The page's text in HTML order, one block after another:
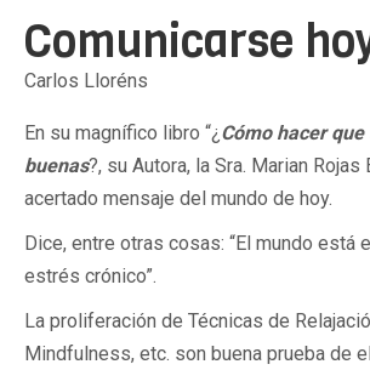
Comunicarse
Carlos Lloréns
En su magnífico libro “¿ Cómo hacer
buenas?, su Autora, la Sra. Marian Rojas
acertado mensaje del mundo de hoy.
Dice, entre otras cosas: “El mundo está
estrés crónico”.
La proliferación de Técnicas de
Mindfulness, etc. son buena prueba de